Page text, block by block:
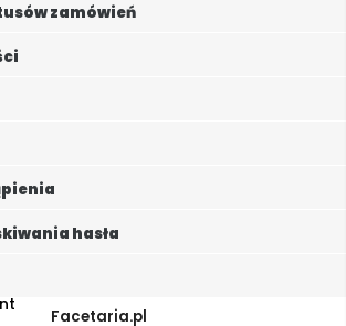
zamówień
hasła
Facetaria.pl